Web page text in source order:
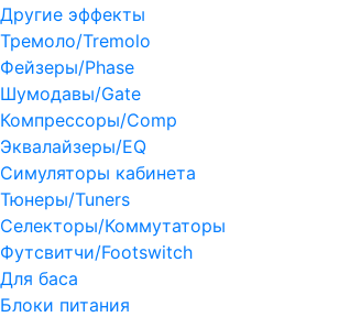
Другие эффекты
Тремоло/Tremolo
Фейзеры/Phase
Шумодавы/Gate
Компрессоры/Comp
Эквалайзеры/EQ
Симуляторы кабинета
Тюнеры/Tuners
Селекторы/Коммутаторы
Футсвитчи/Footswitch
Для баса
Блоки питания